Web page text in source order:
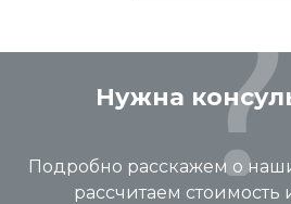
Нужна
Подробно расскажем о
рассчитаем стоимость